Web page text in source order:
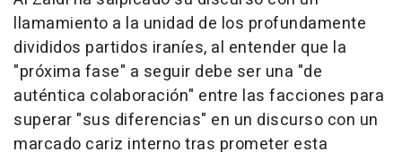
llamamiento a la unidad de los profundamente
divididos partidos iraníes, al entender que la
"próxima fase" a seguir debe ser una "de
auténtica colaboración" entre las facciones para
superar "sus diferencias" en un discurso con un
marcado cariz interno tras prometer esta